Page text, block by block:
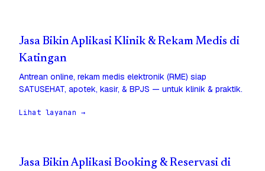
Jasa Bikin Aplikasi Klinik & Rekam Medis di
Katingan
Antrean online, rekam medis elektronik (RME) siap
SATUSEHAT, apotek, kasir, & BPJS — untuk klinik & praktik.
Lihat layanan →
Jasa Bikin Aplikasi Booking & Reservasi di